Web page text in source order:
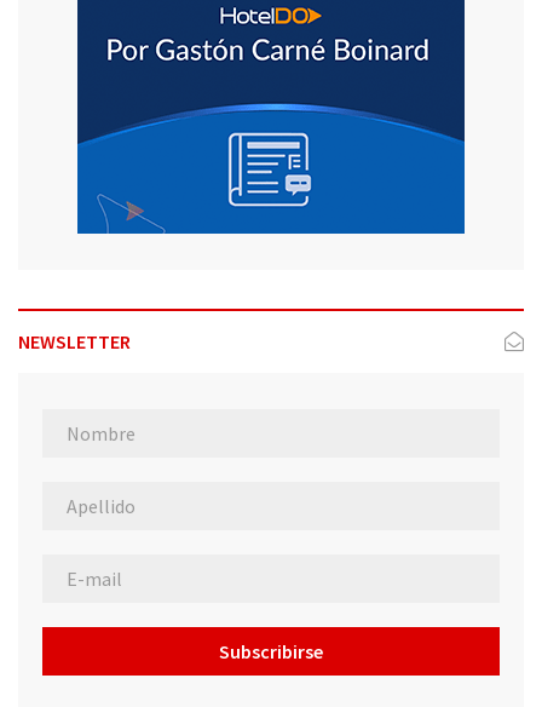
NEWSLETTER
Subscribirse